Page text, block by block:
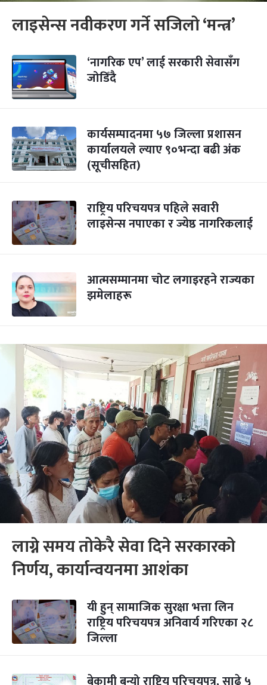
लाइसेन्स नवीकरण गर्ने सजिलो ‘मन्त्र’
‘नागरिक एप’ लाई सरकारी सेवासँग
जोडिँदै
कार्यसम्पादनमा ५७ जिल्ला प्रशासन
कार्यालयले ल्याए ९०भन्दा बढी अंक
(सूचीसहित)
राष्ट्रिय परिचयपत्र पहिले सवारी
लाइसेन्स नपाएका र ज्येष्ठ नागरिकलाई
आत्मसम्मानमा चोट लगाइरहने राज्यका
झमेलाहरू
लाग्ने समय तोकेरै सेवा दिने सरकारको
निर्णय, कार्यान्वयनमा आशंका
यी हुन् सामाजिक सुरक्षा भत्ता लिन
राष्ट्रिय परिचयपत्र अनिवार्य गरिएका २८
जिल्ला